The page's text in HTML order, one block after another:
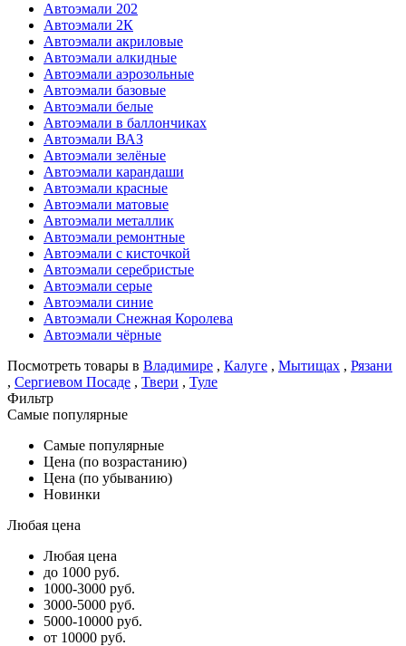
Автоэмали 202
Автоэмали 2К
Автоэмали акриловые
Автоэмали алкидные
Автоэмали аэрозольные
Автоэмали базовые
Автоэмали белые
Автоэмали в баллончиках
Автоэмали ВАЗ
Автоэмали зелёные
Автоэмали карандаши
Автоэмали красные
Автоэмали матовые
Автоэмали металлик
Автоэмали ремонтные
Автоэмали с кисточкой
Автоэмали серебристые
Автоэмали серые
Автоэмали синие
Автоэмали Снежная Королева
Автоэмали чёрные
Посмотреть товары в Владимире , Калуге , Мытищах , Рязани
, Сергиевом Посаде , Твери , Туле
Фильтр
Самые популярные
Самые популярные
Цена (по возрастанию)
Цена (по убыванию)
Новинки
Любая цена
Любая цена
до 1000 руб.
1000-3000 руб.
3000-5000 руб.
5000-10000 руб.
от 10000 руб.